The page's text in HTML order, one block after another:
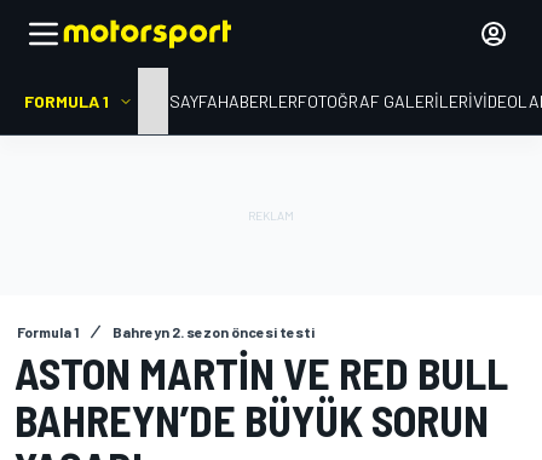
FORMULA 1 ANA SAYFAHABERLERFOTOĞRAF GALERILERI
Formula 1 Bahreyn 2. sezon öncesi testi
ASTON MARTIN VE RED BULL
BAHREYN’DE BÜYÜK SORUN